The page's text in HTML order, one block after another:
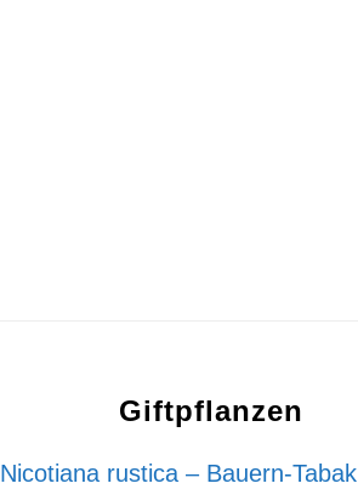
Giftpflanzen
Nicotiana rustica – Bauern-Tabak